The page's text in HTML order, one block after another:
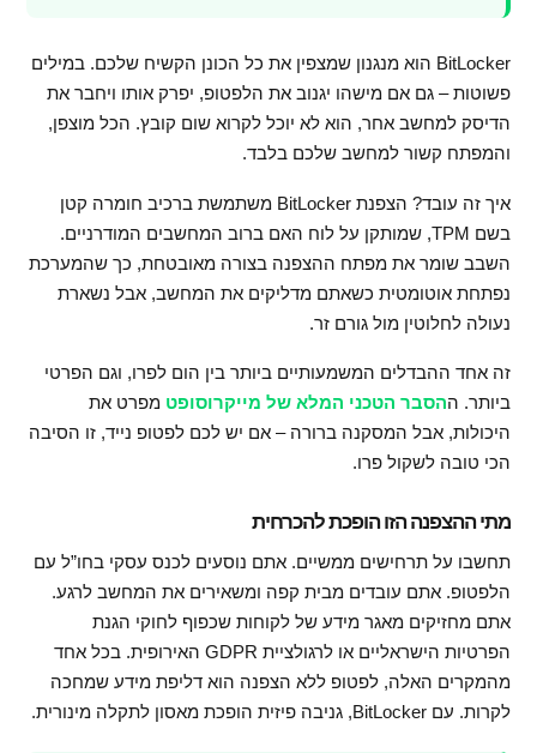
BitLocker הוא מנגנון שמצפין את כל הכונן הקשיח שלכם. במילים
פשוטות – גם אם מישהו יגנוב את הלפטופ, יפרק אותו ויחבר את
הדיסק למחשב אחר, הוא לא יוכל לקרוא שום קובץ. הכל מוצפן,
והמפתח קשור למחשב שלכם בלבד.
איך זה עובד? הצפנת BitLocker משתמשת ברכיב חומרה קטן
בשם TPM, שמותקן על לוח האם ברוב המחשבים המודרניים.
השבב שומר את מפתח ההצפנה בצורה מאובטחת, כך שהמערכת
נפתחת אוטומטית כשאתם מדליקים את המחשב, אבל נשארת
נעולה לחלוטין מול גורם זר.
זה אחד ההבדלים המשמעותיים ביותר בין הום לפרו, וגם הפרטי
ביותר. ההסבר הטכני המלא של מייקרוסופט מפרט את
היכולות, אבל המסקנה ברורה – אם יש לכם לפטופ נייד, זו הסיבה
הכי טובה לשקול פרו.
מתי ההצפנה הזו הופכת להכרחית
תחשבו על תרחישים ממשיים. אתם נוסעים לכנס עסקי בחו”ל עם
הלפטופ. אתם עובדים מבית קפה ומשאירים את המחשב לרגע.
אתם מחזיקים מאגר מידע של לקוחות שכפוף לחוקי הגנת
הפרטיות הישראליים או לרגולציית GDPR האירופית. בכל אחד
מהמקרים האלה, לפטופ ללא הצפנה הוא דליפת מידע שמחכה
לקרות. עם BitLocker, גניבה פיזית הופכת מאסון לתקלה מינורית.